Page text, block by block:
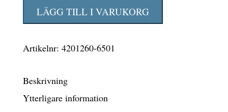
taklampa
LED
guld
mängd
LÄGG TILL I VARUKORG
Artikelnr: 4201260-6501
Beskrivning
Ytterligare information